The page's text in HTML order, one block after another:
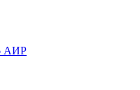
АИР